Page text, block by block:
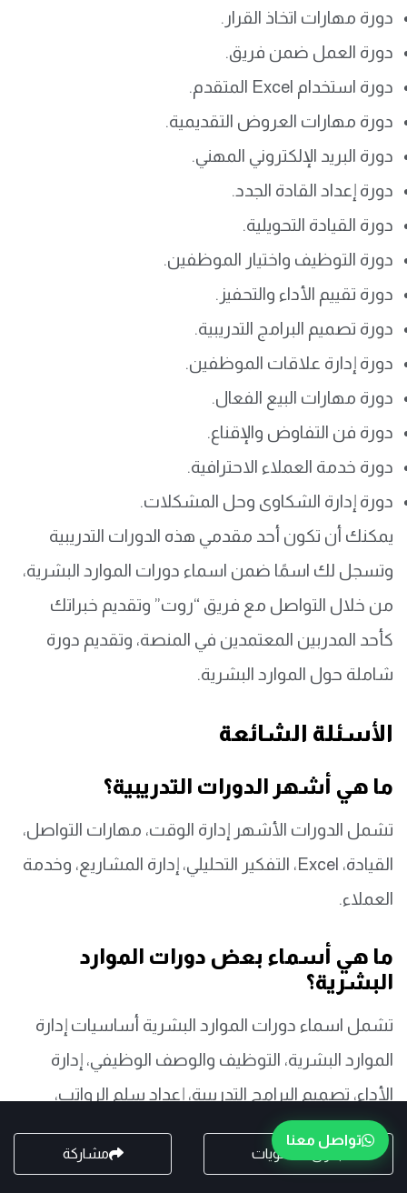
جدول المحتويات مشاركة
دورة مهارات اتخاذ القرار.
دورة العمل ضمن فريق.
دورة استخدام Excel المتقدم.
دورة مهارات العروض التقديمية.
دورة البريد الإلكتروني المهني.
دورة إعداد القادة الجدد.
دورة القيادة التحويلية.
دورة التوظيف واختيار الموظفين.
دورة تقييم الأداء والتحفيز.
دورة تصميم البرامج التدريبية.
دورة إدارة علاقات الموظفين.
دورة مهارات البيع الفعال.
دورة فن التفاوض والإقناع.
دورة خدمة العملاء الاحترافية.
دورة إدارة الشكاوى وحل المشكلات.
يمكنك أن تكون أحد مقدمي هذه الدورات التدريبية
وتسجل لك اسمًا ضمن اسماء دورات الموارد البشرية،
من خلال التواصل مع فريق “روت” وتقديم خبراتك
كأحد المدربين المعتمدين في المنصة، وتقديم دورة
شاملة حول الموارد البشرية.
الأسئلة الشائعة
ما هي أشهر الدورات التدريبية؟
تشمل الدورات الأشهر إدارة الوقت، مهارات التواصل،
القيادة، Excel، التفكير التحليلي، إدارة المشاريع، وخدمة
العملاء.
ما هي أسماء بعض دورات الموارد
البشرية؟
تشمل اسماء دورات الموارد البشرية أساسيات إدارة
الموارد البشرية، التوظيف والوصف الوظيفي، إدارة
الأداء، تصميم البرامج التدريبية، إعداد سلم الرواتب،
والتخطيط الاستراتيجي للموارد البشرية.
تواصل معنا